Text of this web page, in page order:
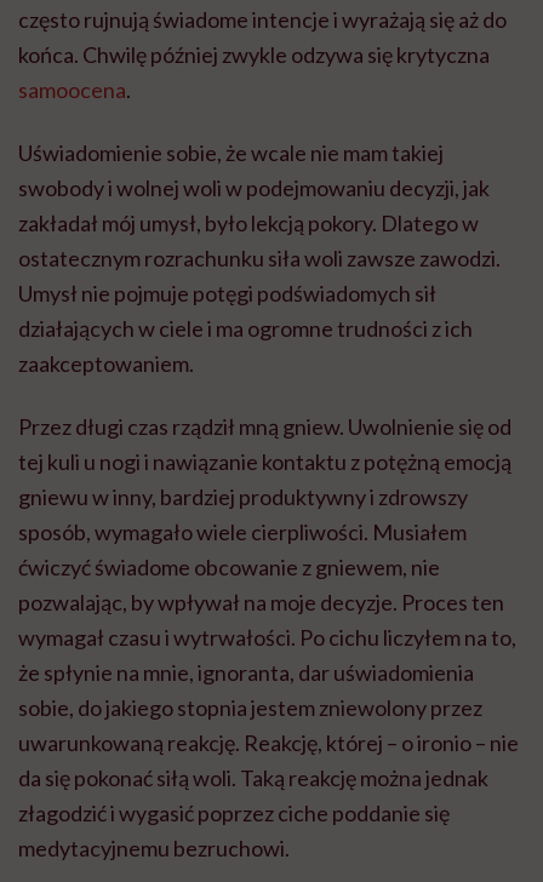
często rujnują świadome intencje i wyrażają się aż do
końca. Chwilę później zwykle odzywa się krytyczna
samoocena.
Uświadomienie sobie, że wcale nie mam takiej
swobody i wolnej woli w podejmowaniu decyzji, jak
zakładał mój umysł, było lekcją pokory. Dlatego w
ostatecznym rozrachunku siła woli zawsze zawodzi.
Umysł nie pojmuje potęgi podświadomych sił
działających w ciele i ma ogromne trudności z ich
zaakceptowaniem.
Przez długi czas rządził mną gniew. Uwolnienie się od
tej kuli u nogi i nawiązanie kontaktu z potężną emocją
gniewu w inny, bardziej produktywny i zdrowszy
sposób, wymagało wiele cierpliwości. Musiałem
ćwiczyć świadome obcowanie z gniewem, nie
pozwalając, by wpływał na moje decyzje. Proces ten
wymagał czasu i wytrwałości. Po cichu liczyłem na to,
że spłynie na mnie, ignoranta, dar uświadomienia
sobie, do jakiego stopnia jestem zniewolony przez
uwarunkowaną reakcję. Reakcję, której – o ironio – nie
da się pokonać siłą woli. Taką reakcję można jednak
złagodzić i wygasić poprzez ciche poddanie się
medytacyjnemu bezruchowi.